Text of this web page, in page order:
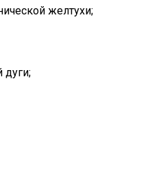
желтухи;
дуги;